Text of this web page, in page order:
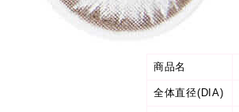
商品名
全体直径(DIA)